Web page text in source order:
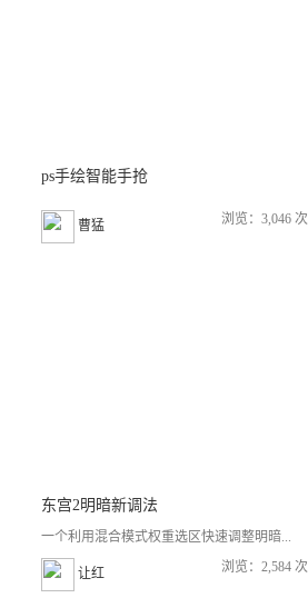
ps手绘智能手抢
曹猛 浏览：3,046 次
东宫2明暗新调法
一个利用混合模式权重选区快速调整明暗...
让红 浏览：2,584 次